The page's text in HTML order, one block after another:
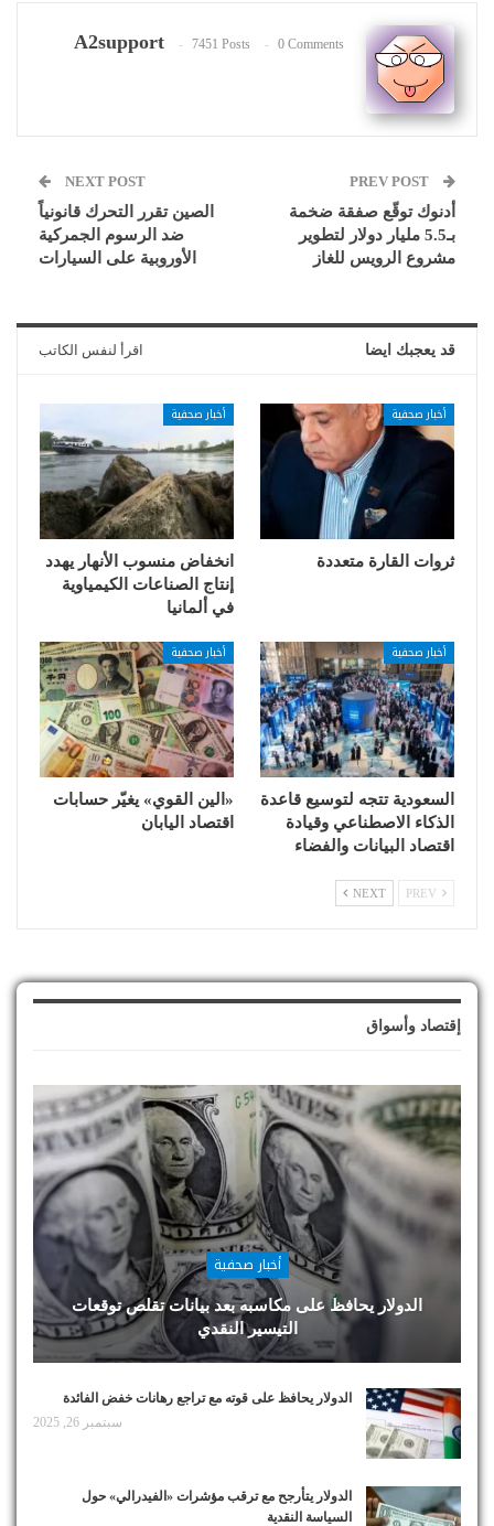
A2support 7451 Posts 0 Comments
أدنوك توقّع صفقة ضخمة
بـ5.5 مليار دولار لتطوير
مشروع الرويس للغاز
NEXT POST
الصين تقرر التحرك قانونياً
ضد الرسوم الجمركية
الأوروبية على السيارات
قد يعجبك ايضا اقرأ لنفس الكاتب
أخبار صحفية
ثروات القارة متعددة
أخبار صحفية
انخفاض منسوب الأنهار يهدد
إنتاج الصناعات الكيمياوية
في ألمانيا
أخبار صحفية
السعودية تتجه لتوسيع قاعدة
الذكاء الاصطناعي وقيادة
اقتصاد البيانات والفضاء
أخبار صحفية
«الين القوي» يغيّر حسابات
اقتصاد اليابان
NEXT
إقتصاد وأسواق
أخبار صحفية
الدولار يحافظ على مكاسبه بعد بيانات تقلص توقعات
التيسير النقدي
الدولار يحافظ على قوته مع تراجع رهانات خفض الفائدة
سبتمبر 26, 2025
الدولار يتأرجح مع ترقب مؤشرات «الفيدرالي» حول
السياسة النقدية